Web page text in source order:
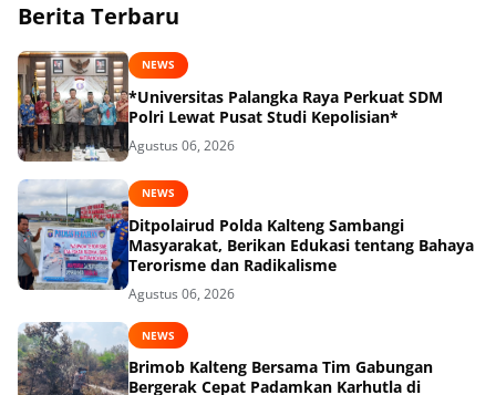
Berita Terbaru
NEWS
*Universitas Palangka Raya Perkuat SDM
Polri Lewat Pusat Studi Kepolisian*
Agustus 06, 2026
NEWS
Ditpolairud Polda Kalteng Sambangi
Masyarakat, Berikan Edukasi tentang Bahaya
Terorisme dan Radikalisme
Agustus 06, 2026
NEWS
Brimob Kalteng Bersama Tim Gabungan
Bergerak Cepat Padamkan Karhutla di